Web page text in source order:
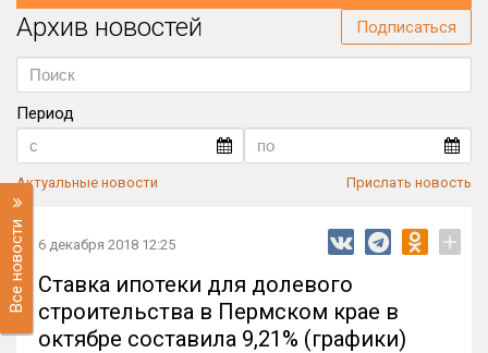
Регион
Архив новостей Подписаться
Период
Актуальные новости Прислать новость
Все новости 6 декабря 2018 12:25 +
Ставка ипотеки для долевого
строительства в Пермском крае в
октябре составила 9,21% (графики)